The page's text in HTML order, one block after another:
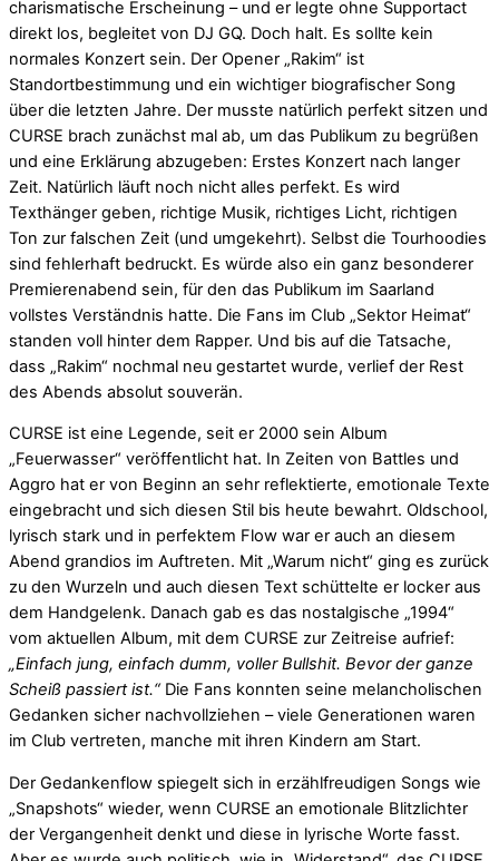
charismatische Erscheinung – und er legte ohne Supportact
direkt los, begleitet von DJ GQ. Doch halt. Es sollte kein
normales Konzert sein. Der Opener „Rakim“ ist
Standortbestimmung und ein wichtiger biografischer Song
über die letzten Jahre. Der musste natürlich perfekt sitzen und
CURSE brach zunächst mal ab, um das Publikum zu begrüßen
und eine Erklärung abzugeben: Erstes Konzert nach langer
Zeit. Natürlich läuft noch nicht alles perfekt. Es wird
Texthänger geben, richtige Musik, richtiges Licht, richtigen
Ton zur falschen Zeit (und umgekehrt). Selbst die Tourhoodies
sind fehlerhaft bedruckt. Es würde also ein ganz besonderer
Premierenabend sein, für den das Publikum im Saarland
vollstes Verständnis hatte. Die Fans im Club „Sektor Heimat“
standen voll hinter dem Rapper. Und bis auf die Tatsache,
dass „Rakim“ nochmal neu gestartet wurde, verlief der Rest
des Abends absolut souverän.
CURSE ist eine Legende, seit er 2000 sein Album
„Feuerwasser“ veröffentlicht hat. In Zeiten von Battles und
Aggro hat er von Beginn an sehr reflektierte, emotionale Texte
eingebracht und sich diesen Stil bis heute bewahrt. Oldschool,
lyrisch stark und in perfektem Flow war er auch an diesem
Abend grandios im Auftreten. Mit „Warum nicht“ ging es zurück
zu den Wurzeln und auch diesen Text schüttelte er locker aus
dem Handgelenk. Danach gab es das nostalgische „1994“
vom aktuellen Album, mit dem CURSE zur Zeitreise aufrief:
„Einfach jung, einfach dumm, voller Bullshit. Bevor der ganze
Scheiß passiert ist.“Die Fans konnten seine melancholischen
Gedanken sicher nachvollziehen – viele Generationen waren
im Club vertreten, manche mit ihren Kindern am Start.
Der Gedankenflow spiegelt sich in erzählfreudigen Songs wie
„Snapshots“ wieder, wenn CURSE an emotionale Blitzlichter
der Vergangenheit denkt und diese in lyrische Worte fasst.